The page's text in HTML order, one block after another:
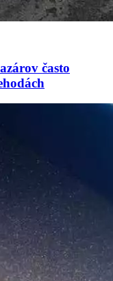
často